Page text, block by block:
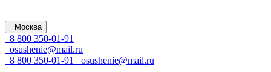
Москва
8 800 350-01-91
osushenie@mail.ru
8 800 350-01-91
osushenie@mail.ru